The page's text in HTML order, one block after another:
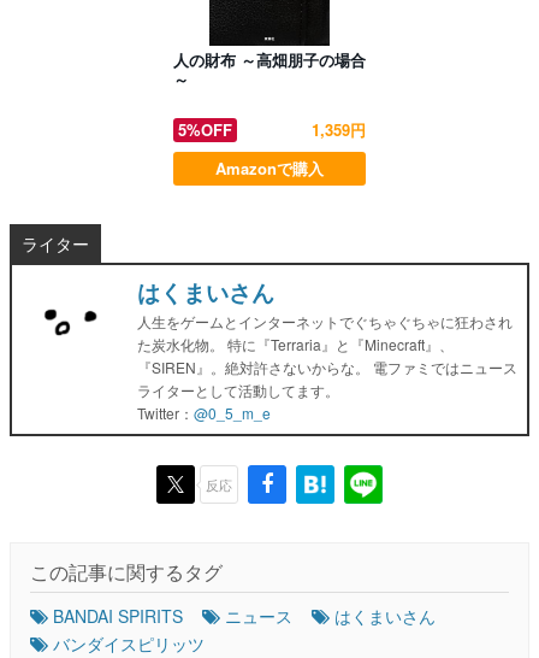
人の財布 ～高畑朋子の場合
～
5%OFF
1,359円
Amazonで購入
ライター
はくまいさん
人生をゲームとインターネットでぐちゃぐちゃに狂わされ
た炭水化物。 特に『Terraria』と『Minecraft』、
『SIREN』。絶対許さないからな。 電ファミではニュース
ライターとして活動してます。
Twitter： @0_5_m_e
反応
この記事に関するタグ
BANDAI SPIRITS ニュース
はくまいさん
バンダイスピリッツ